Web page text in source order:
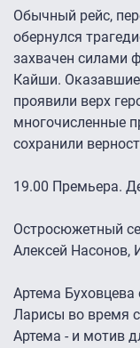
Обычный рейс,
обернулся
захвачен силами
Кайши.
проявили верх
многочисленные
сохранили
19.00 Премьера.
Остросюжетный
Алексей Насонов,
Артема Буховцева
Ларисы во время
Артема - и мотив